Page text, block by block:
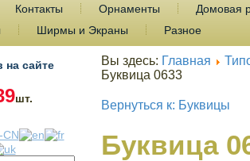
Контакты Орнаменты
Домовая
Ширмы и Экраны Разное
на сайте
шт.
Вы здесь: Главная
Буквица 0633
Вернуться к: Буквицы
Буквица